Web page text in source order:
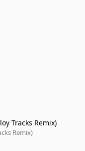
Tracks Remix)
Remix)